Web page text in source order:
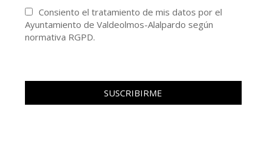
Consiento el tratamiento de mis datos por el
Ayuntamiento de Valdeolmos-Alalpardo según
normativa RGPD.